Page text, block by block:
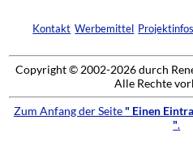
Kontakt Werbemittel Projektinfos
Copyright © 2002-2026 durch
Alle Rechte
Zum Anfang der Seite " Einen
".